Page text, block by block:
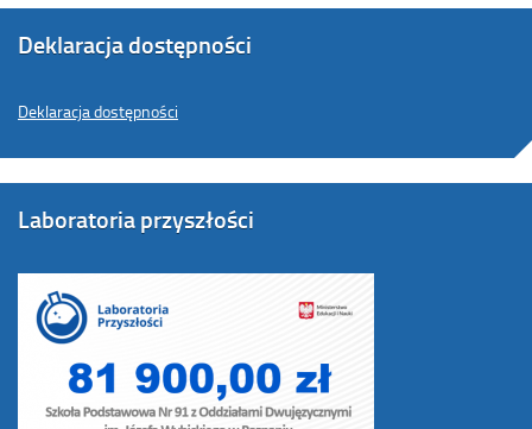
Deklaracja dostępności
Deklaracja dostępności
Laboratoria przyszłości